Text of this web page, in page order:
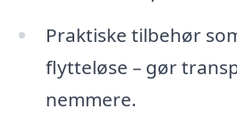
Praktiske tilbehør
flytteløse – gør
nemmere.